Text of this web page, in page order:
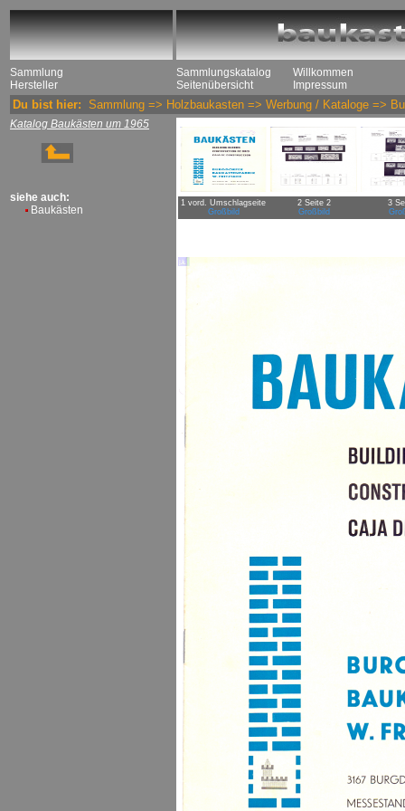
Sammlung
Hersteller
Sammlungskatalog
Seitenübersicht
Willkommen
Impressum
Du bist hier: Sammlung => Holzbaukasten => Werbung / Kataloge =>
Katalog Baukästen um 1965
siehe auch:
Baukästen
1 vord. Umschlagseite
Großbild
2 Seite 2
Großbild
3